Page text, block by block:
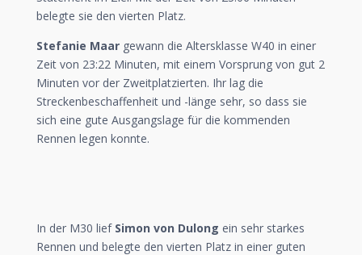
belegte sie den vierten Platz.
Stefanie Maargewann die Altersklasse W40 in einer
Zeit von 23:22 Minuten, mit einem Vorsprung von gut 2
Minuten vor der Zweitplatzierten. Ihr lag die
Streckenbeschaffenheit und -länge sehr, so dass sie
sich eine gute Ausgangslage für die kommenden
Rennen legen konnte.
In der M30 lief Simon von Dulong ein sehr starkes
Rennen und belegte den vierten Platz in einer guten